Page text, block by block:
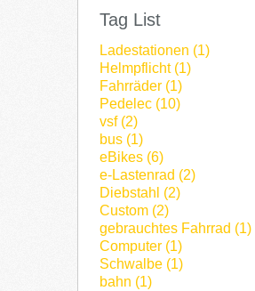
Tag List
Ladestationen (1)
Helmpflicht (1)
Fahrräder (1)
Pedelec (10)
vsf (2)
bus (1)
eBikes (6)
e-Lastenrad (2)
Diebstahl (2)
Custom (2)
gebrauchtes Fahrrad (1)
Computer (1)
Schwalbe (1)
bahn (1)